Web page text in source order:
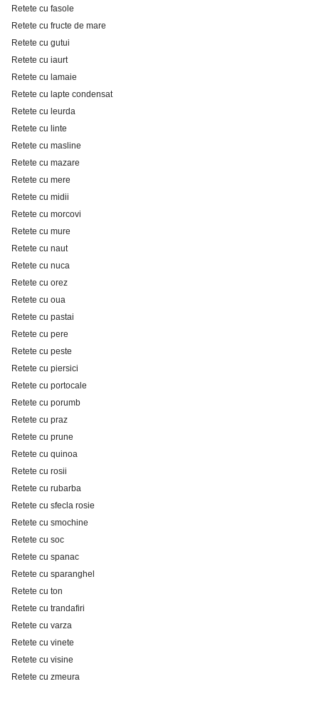
Retete cu fasole
Retete cu fructe de mare
Retete cu gutui
Retete cu iaurt
Retete cu lamaie
Retete cu lapte condensat
Retete cu leurda
Retete cu linte
Retete cu masline
Retete cu mazare
Retete cu mere
Retete cu midii
Retete cu morcovi
Retete cu mure
Retete cu naut
Retete cu nuca
Retete cu orez
Retete cu oua
Retete cu pastai
Retete cu pere
Retete cu peste
Retete cu piersici
Retete cu portocale
Retete cu porumb
Retete cu praz
Retete cu prune
Retete cu quinoa
Retete cu rosii
Retete cu rubarba
Retete cu sfecla rosie
Retete cu smochine
Retete cu soc
Retete cu spanac
Retete cu sparanghel
Retete cu ton
Retete cu trandafiri
Retete cu varza
Retete cu vinete
Retete cu visine
Retete cu zmeura